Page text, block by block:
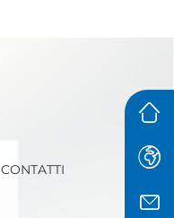
CONTATTI